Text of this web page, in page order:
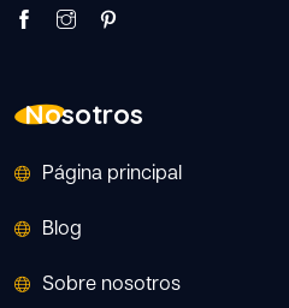
Nosotros
Página principal
Blog
Sobre nosotros